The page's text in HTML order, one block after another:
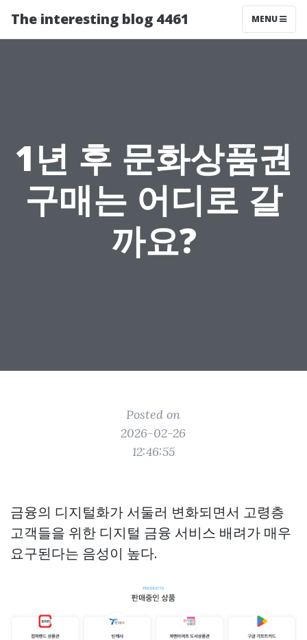
The interesting blog 4461 MENU
1년 후 문화상품권
구매는 어디로 갈
까요?
Posted on
2026-02-26
12:46:55
금융의 디지털화가 서둘러 변화되면서 고령층
고객들을 위한 디지털 금융 서비스 배려가 매우
요구된다는 음성이 높다.